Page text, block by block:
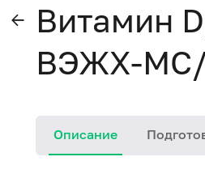
Витамин
ВЭЖХ-МС/
Описание